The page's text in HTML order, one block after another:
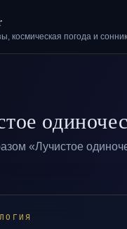
космическая погода и сонник
«Лучистое